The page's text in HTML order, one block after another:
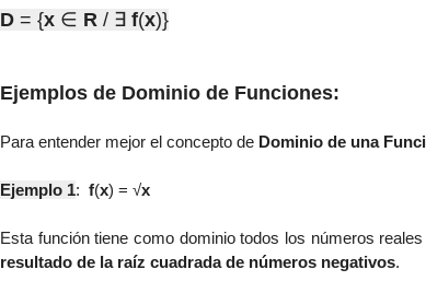
D = {x ∈ R / ∃ f(x)}
Ejemplos de Dominio de Funciones:
Para entender mejor el concepto de Dominio de una
Ejemplo 1: f(x) = √x
Esta función tiene como dominio todos los números
resultado de la raíz cuadrada de números negativos.